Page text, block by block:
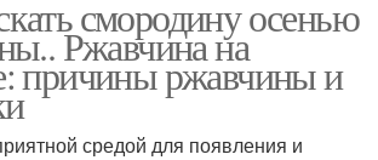
смородину осенью
Ржавчина на
причины ржавчины и
средой для появления и